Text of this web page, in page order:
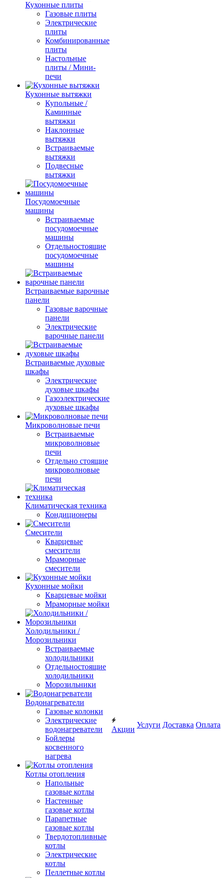
Кухонные плиты
Газовые плиты
Электрические
плиты
Комбинированные
плиты
Настольные
плиты / Мини-
печи
Кухонные вытяжки
Купольные /
Каминные
вытяжки
Наклонные
вытяжки
Встраиваемые
вытяжки
Подвесные
вытяжки
Посудомоечные
машины
Встраиваемые
посудомоечные
машины
Отдельностоящие
посудомоечные
машины
Встраиваемые варочные
панели
Газовые варочные
панели
Электрические
варочные панели
Встраиваемые духовые
шкафы
Электрические
духовые шкафы
Газоэлектрические
духовые шкафы
Микроволновые печи
Встраиваемые
микроволновые
печи
Отдельно стоящие
микроволновые
печи
Климатическая техника
Кондиционеры
Смесители
Кварцевые
смесители
Мраморные
смесители
Кухонные мойки
Кварцевые мойки
Мраморные мойки
Холодильники /
Морозильники
Встраиваемые
холодильники
Отдельностоящие
холодильники
Морозильники
Водонагреватели
Газовые колонки
Электрические
водонагреватели
Бойлеры
косвенного
нагрева
Котлы отопления
Напольные
газовые котлы
Настенные
газовые котлы
Парапетные
газовые котлы
Твердотопливные
котлы
Электрические
котлы
Пеллетные котлы
Акции
Услуги Доставка Оплата